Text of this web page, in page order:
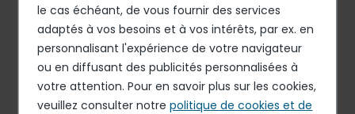
Elior annonce la nomination de Frédéric Fougerat (ex-
Altran) au poste de directeur de la communication
Groupe. Il rapporte directement à Philippe Salle,
président du groupe Elior.
le cas échéant, de vous fournir des services
adaptés à vos besoins et à vos intérêts, par ex. en
personnalisant l'expérience de votre navigateur
ou en diffusant des publicités personnalisées à
votre attention. Pour en savoir plus sur les cookies,
veuillez consulter notrepolitique de cookies et de